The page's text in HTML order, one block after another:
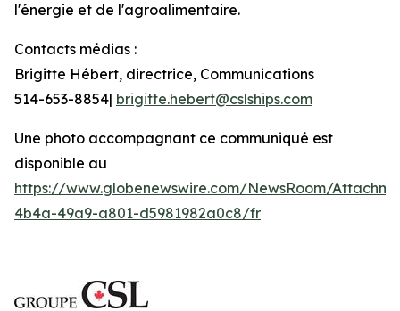
l'énergie et de l'agroalimentaire.
Contacts médias :
Brigitte Hébert, directrice, Communications
514-653-8854| brigitte.hebert@cslships.com
Une photo accompagnant ce communiqué est
disponible au
https://www.globenewswire.com/NewsRoom/
4b4a-49a9-a801-d5981982a0c8/fr